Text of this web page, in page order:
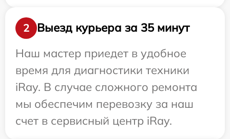
2
Выезд курьера за 35 минут
Наш мастер приедет в удобное
время для диагностики техники
iRay. В случае сложного ремонта
мы обеспечим перевозку за наш
счет в сервисный центр iRay.